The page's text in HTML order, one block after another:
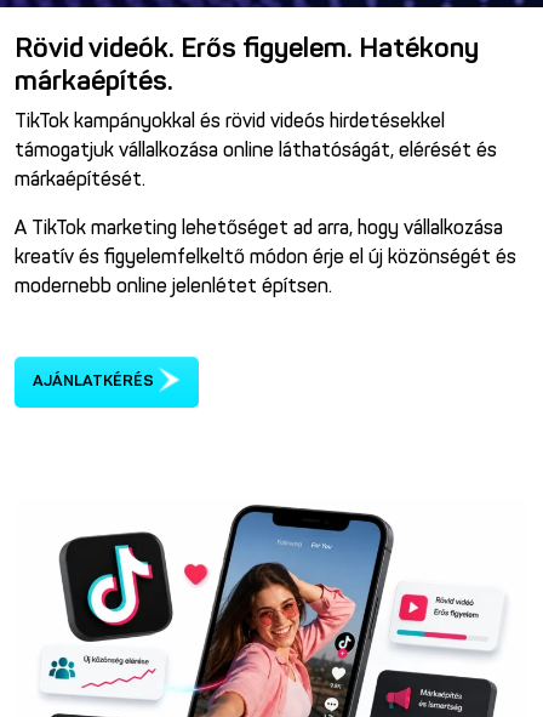
Rövid videók. Erős figyelem. Hatékony
márkaépítés.
TikTok kampányokkal és rövid videós hirdetésekkel
támogatjuk vállalkozása online láthatóságát, elérését és
márkaépítését.
A TikTok marketing lehetőséget ad arra, hogy vállalkozása
kreatív és figyelemfelkeltő módon érje el új közönségét és
modernebb online jelenlétet építsen.
AJÁNLATKÉRÉS